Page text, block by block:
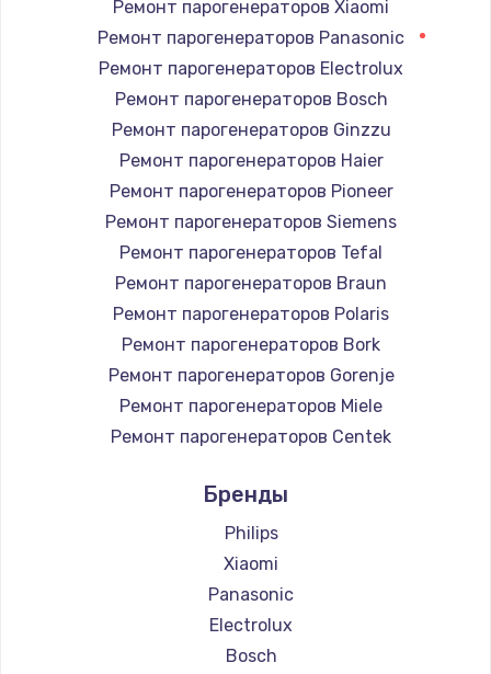
Ремонт парогенераторов Xiaomi
Ремонт парогенераторов Panasonic
Ремонт парогенераторов Electrolux
Ремонт парогенераторов Bosch
Ремонт парогенераторов Ginzzu
Ремонт парогенераторов Haier
Ремонт парогенераторов Pioneer
Ремонт парогенераторов Siemens
Ремонт парогенераторов Tefal
Ремонт парогенераторов Braun
Ремонт парогенераторов Polaris
Ремонт парогенераторов Bork
Ремонт парогенераторов Gorenje
Ремонт парогенераторов Miele
Ремонт парогенераторов Centek
Ремонт парогенераторов Hotpoint Ariston
Ремонт парогенераторов Silter
Ремонт парогенераторов Chayka
Ремонт парогенераторов Beko
Ремонт парогенераторов Vivitek
Ремонт парогенераторов RED solution
Бренды
Philips
Xiaomi
Panasonic
Electrolux
Bosch